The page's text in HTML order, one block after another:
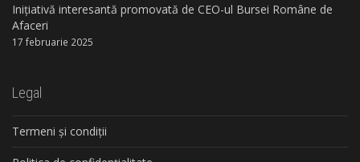
Inițiativă interesantă promovată de CEO-ul Bursei Române de
Afaceri
17 februarie 2025
Legal
Termeni și condiții